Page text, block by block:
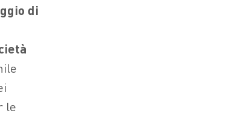
di
le